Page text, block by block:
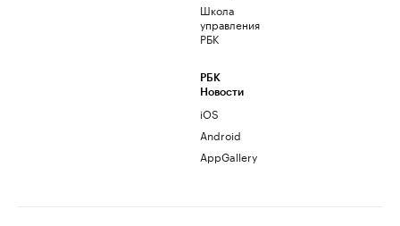
Школа
управления
РБК
РБК
Новости
iOS
Android
AppGallery